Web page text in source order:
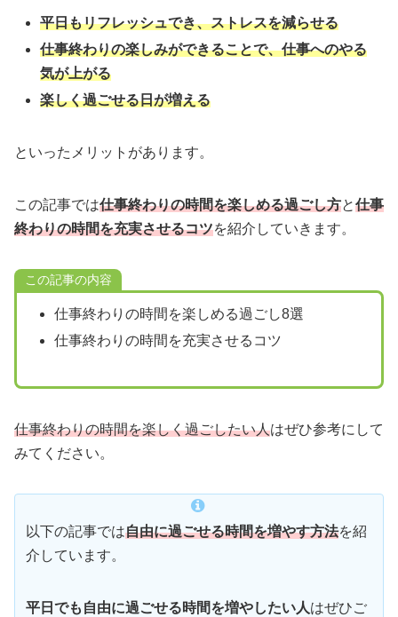
平日もリフレッシュでき、ストレスを減らせる
仕事終わりの楽しみができることで、仕事へのやる
気が上がる
楽しく過ごせる日が増える
といったメリットがあります。
この記事では仕事終わりの時間を楽しめる過ごし方と仕事
終わりの時間を充実させるコツを紹介していきます。
この記事の内容
仕事終わりの時間を楽しめる過ごし8選
仕事終わりの時間を充実させるコツ
仕事終わりの時間を楽しく過ごしたい人はぜひ参考にして
みてください。
以下の記事では自由に過ごせる時間を増やす方法を紹
介しています。
平日でも自由に過ごせる時間を増やしたい人はぜひご